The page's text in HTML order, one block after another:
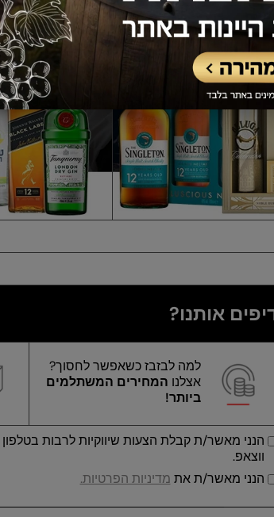
אותנו?
למה לבזבז כשאפשר לחסוך?
אצלנו המחירים המשתלמים
ביותר!
הנני מאשר/ת קבלת הצעות שיווקיות לרבות בטלפון
ווצאפ.
הנני מאשר/ת את מדיניות הפרטיות.